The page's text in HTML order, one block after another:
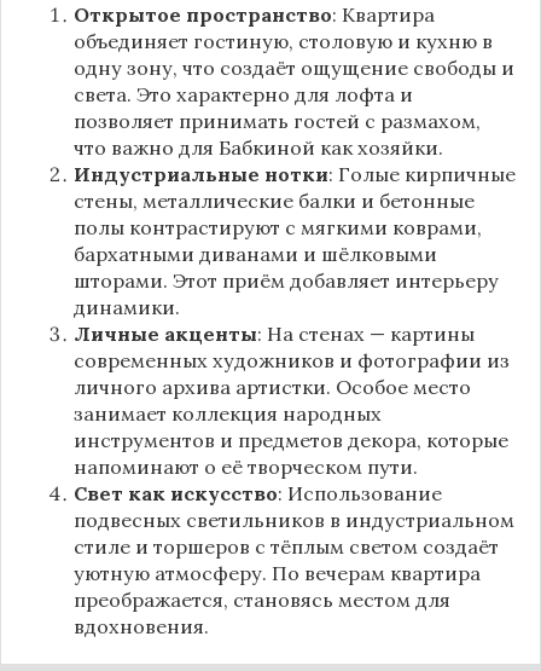
Открытое пространство: Квартира
объединяет гостиную, столовую и кухню в
одну зону, что создаёт ощущение свободы и
света. Это характерно для лофта и
позволяет принимать гостей с размахом,
что важно для Бабкиной как хозяйки.
Индустриальные нотки: Голые кирпичные
стены, металлические балки и бетонные
полы контрастируют с мягкими коврами,
бархатными диванами и шёлковыми
шторами. Этот приём добавляет интерьеру
динамики.
Личные акценты: На стенах — картины
современных художников и фотографии из
личного архива артистки. Особое место
занимает коллекция народных
инструментов и предметов декора, которые
напоминают о её творческом пути.
Свет как искусство: Использование
подвесных светильников в индустриальном
стиле и торшеров с тёплым светом создаёт
уютную атмосферу. По вечерам квартира
преображается, становясь местом для
вдохновения.